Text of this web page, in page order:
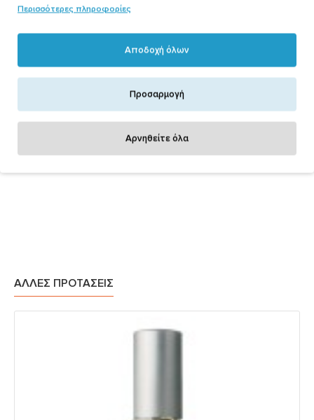
ΆΛΛΕΣ ΠΡΟΤΆΣΕΙΣ
Περισσότερες πληροφορίες
Αποδοχή όλων
Προσαρμογή
Αρνηθείτε όλα